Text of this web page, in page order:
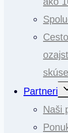
Partneri
Naši